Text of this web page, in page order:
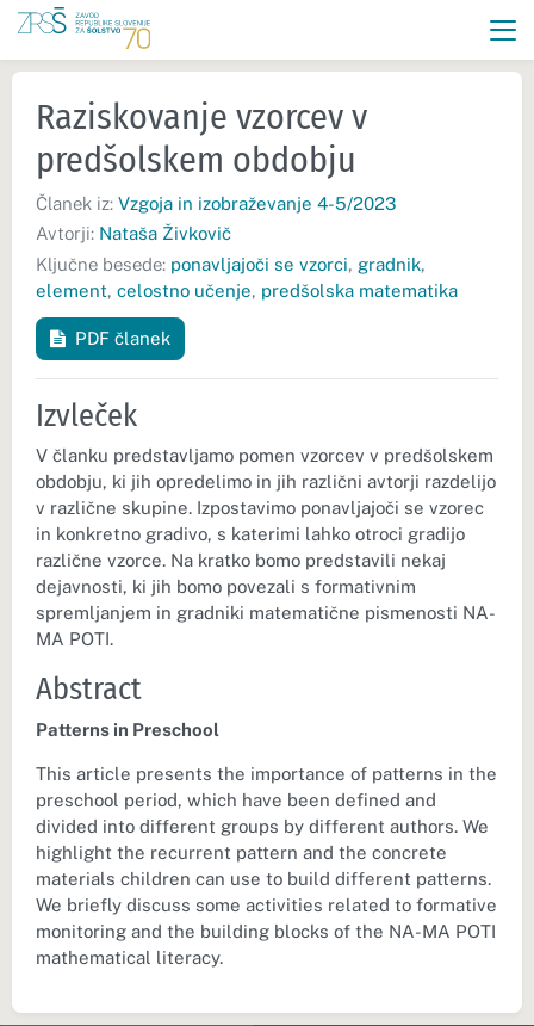
Raziskovanje vzorcev v
predšolskem obdobju
Članek iz: Vzgoja in izobraževanje 4-5/2023
Avtorji: Nataša Živkovič
Ključne besede: ponavljajoči se vzorci, gradnik,
element, celostno učenje, predšolska matematika
PDF članek
Izvleček
V članku predstavljamo pomen vzorcev v predšolskem
obdobju, ki jih opredelimo in jih različni avtorji razdelijo
v različne skupine. Izpostavimo ponavljajoči se vzorec
in konkretno gradivo, s katerimi lahko otroci gradijo
različne vzorce. Na kratko bomo predstavili nekaj
dejavnosti, ki jih bomo povezali s formativnim
spremljanjem in gradniki matematične pismenosti NA-
MA POTI.
Abstract
Patterns in Preschool
This article presents the importance of patterns in the
preschool period, which have been defined and
divided into different groups by different authors. We
highlight the recurrent pattern and the concrete
materials children can use to build different patterns.
We briefly discuss some activities related to formative
monitoring and the building blocks of the NA-MA POTI
mathematical literacy.